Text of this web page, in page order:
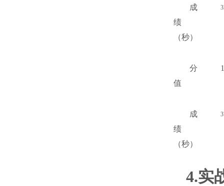
成
绩
（秒）
分
值
成
绩
（秒）
4.实